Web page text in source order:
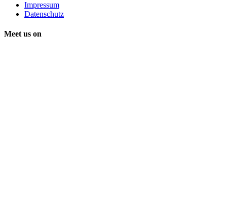
Impressum
Datenschutz
Meet us on